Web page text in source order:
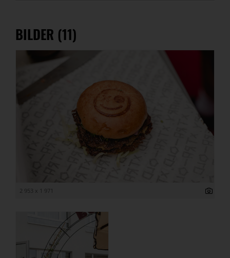
BILDER (11)
2 953 x 1 971